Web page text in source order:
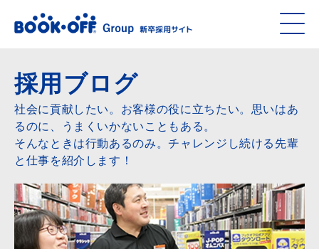
採用ブログ
社会に貢献したい。お客様の役に立ちたい。思いはあ
るのに、うまくいかないこともある。
そんなときは行動あるのみ。チャレンジし続ける先輩
と仕事を紹介します！